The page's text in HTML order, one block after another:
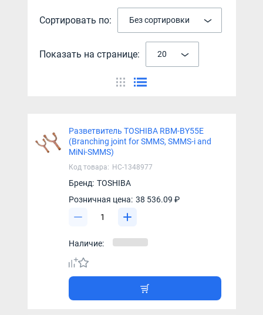
Сортировать по: Без сортировки
Показать на странице: 20
Разветвитель TOSHIBA RBM-BY55E
(Branching joint for SMMS, SMMS-i and
MiNi-SMMS)
Код товара: НС-1348977
Бренд: TOSHIBA
Розничная цена: 38 536.09 ₽
Наличие: